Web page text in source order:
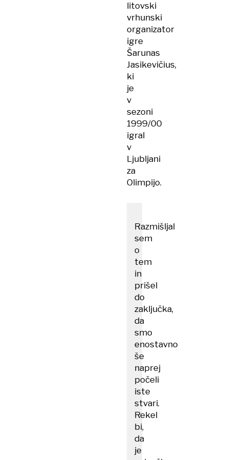
litovski
vrhunski
organizator
igre
Šarunas
Jasikevičius,
ki
je
v
sezoni
1999/00
igral
v
Ljubljani
za
Olimpijo.
Razmišljal
sem
o
tem
in
prišel
do
zaključka,
da
smo
enostavno
še
naprej
počeli
iste
stvari.
Rekel
bi,
da
je